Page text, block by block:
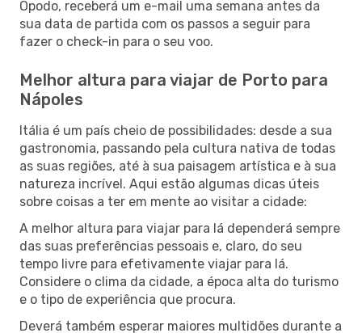
Opodo, receberá um e-mail uma semana antes da
sua data de partida com os passos a seguir para
fazer o check-in para o seu voo.
Melhor altura para viajar de Porto para
Nápoles
Itália é um país cheio de possibilidades: desde a sua
gastronomia, passando pela cultura nativa de todas
as suas regiões, até à sua paisagem artística e à sua
natureza incrível. Aqui estão algumas dicas úteis
sobre coisas a ter em mente ao visitar a cidade:
A melhor altura para viajar para lá dependerá sempre
das suas preferências pessoais e, claro, do seu
tempo livre para efetivamente viajar para lá.
Considere o clima da cidade, a época alta do turismo
e o tipo de experiência que procura.
Deverá também esperar maiores multidões durante a